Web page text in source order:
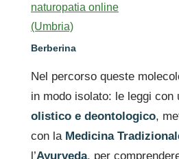
Berberina
Nel percorso queste
in modo isolato: le leggi con
olistico e deontologico,
con la Medicina
l’Ayurveda, per